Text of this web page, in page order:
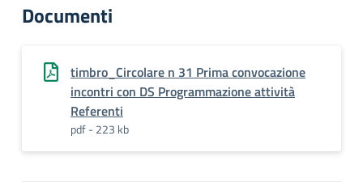
Documenti
timbro_Circolare n 31 Prima convocazione
incontri con DS Programmazione attività
Referenti
pdf - 223 kb